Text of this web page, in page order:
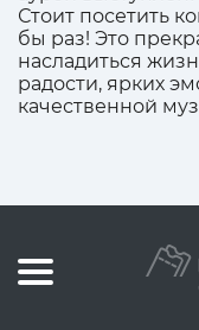
Стоит посетить
бы раз! Это
насладиться
радости, ярких
качественной